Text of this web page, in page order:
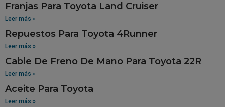
Franjas Para Toyota Land Cruiser
Leer más »
Repuestos Para Toyota 4Runner
Leer más »
Cable De Freno De Mano Para Toyota 22R
Leer más »
Aceite Para Toyota
Leer más »